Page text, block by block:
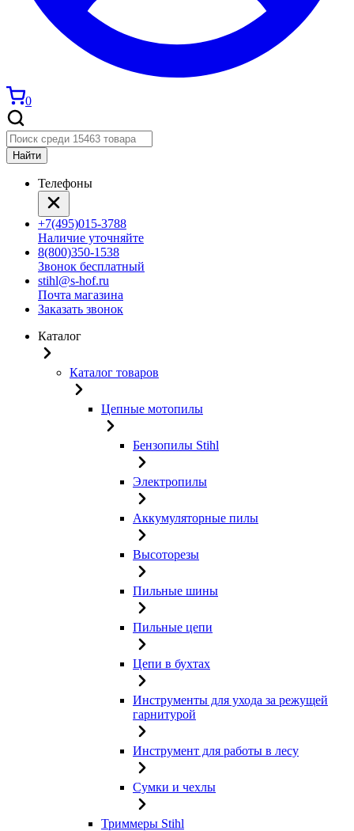
0
Найти
Телефоны
+7(495)015-3788
Наличие уточняйте
8(800)350-1538
Звонок бесплатный
stihl@s-hof.ru
Почта магазина
Заказать звонок
Каталог
Каталог товаров
Цепные мотопилы
Бензопилы Stihl
Электропилы
Аккумуляторные пилы
Высоторезы
Пильные шины
Пильные цепи
Цепи в бухтах
Инструменты для ухода за режущей
гарнитурой
Инструмент для работы в лесу
Сумки и чехлы
Триммеры Stihl